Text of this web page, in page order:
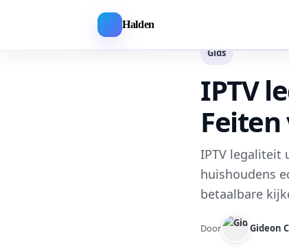
Halden
Gids
IPTV
Feiten
IPTV legaliteit
huishoudens
betaalbare
Door Gideon